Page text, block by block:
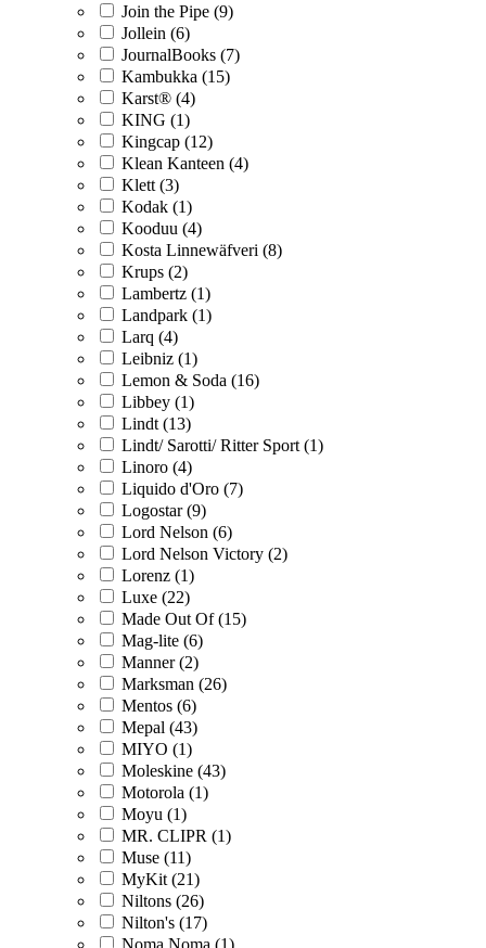
Join the Pipe (9)
Jollein (6)
JournalBooks (7)
Kambukka (15)
Karst® (4)
KING (1)
Kingcap (12)
Klean Kanteen (4)
Klett (3)
Kodak (1)
Kooduu (4)
Kosta Linnewäfveri (8)
Krups (2)
Lambertz (1)
Landpark (1)
Larq (4)
Leibniz (1)
Lemon & Soda (16)
Libbey (1)
Lindt (13)
Lindt/ Sarotti/ Ritter Sport (1)
Linoro (4)
Liquido d'Oro (7)
Logostar (9)
Lord Nelson (6)
Lord Nelson Victory (2)
Lorenz (1)
Luxe (22)
Made Out Of (15)
Mag-lite (6)
Manner (2)
Marksman (26)
Mentos (6)
Mepal (43)
MIYO (1)
Moleskine (43)
Motorola (1)
Moyu (1)
MR. CLIPR (1)
Muse (11)
MyKit (21)
Niltons (26)
Nilton's (17)
Noma Noma (1)